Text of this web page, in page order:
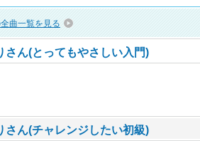
曲一覧を見る
さん(とってもやさしい入門)
さん(チャレンジしたい初級)